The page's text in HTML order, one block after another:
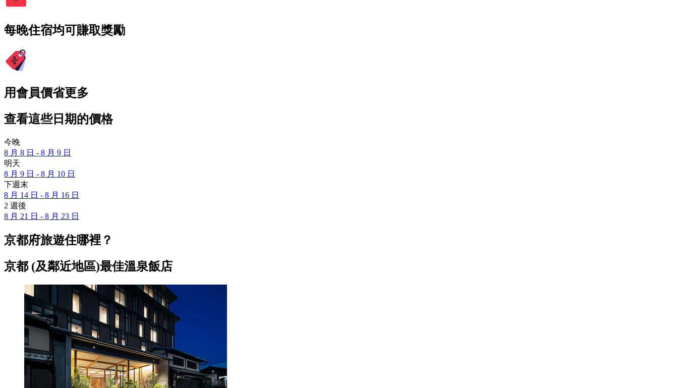
每晚住宿均可賺取獎勵
用會員價省更多
查看這些日期的價格
今晚
8 月 8 日 - 8 月 9 日
明天
8 月 9 日 - 8 月 10 日
下週末
8 月 14 日 - 8 月 16 日
2 週後
8 月 21 日 - 8 月 23 日
京都府旅遊住哪裡？
京都 (及鄰近地區)最佳溫泉飯店